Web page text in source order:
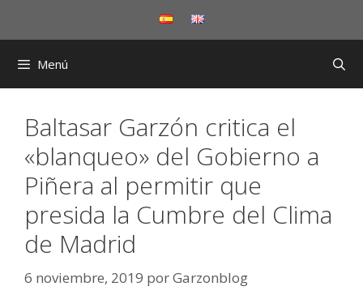
Menú
Baltasar Garzón critica el
«blanqueo» del Gobierno a
Piñera al permitir que
presida la Cumbre del Clima
de Madrid
6 noviembre, 2019 porGarzonblog